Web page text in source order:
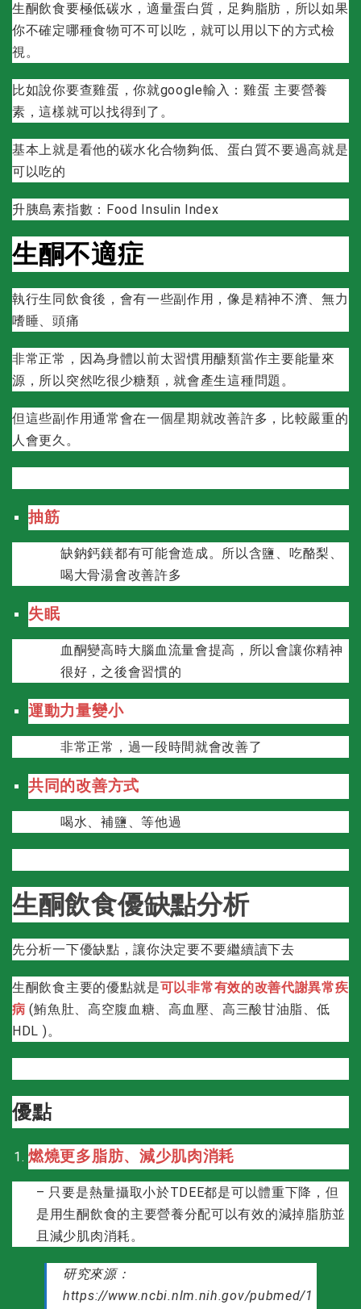
生酮飲食要極低碳水，適量蛋白質，足夠脂肪，所以如果
你不確定哪種食物可不可以吃，就可以用以下的方式檢
視。
比如說你要查雞蛋，你就google輸入：雞蛋 主要營養
素，這樣就可以找得到了。
基本上就是看他的碳水化合物夠低、蛋白質不要過高就是
可以吃的
升胰島素指數： Food Insulin Index
生酮不適症
執行生同飲食後，會有一些副作用，像是精神不濟、無力
嗜睡、頭痛
非常正常，因為身體以前太習慣用醣類當作主要能量來
源，所以突然吃很少糖類，就會產生這種問題。
但這些副作用通常會在一個星期就改善許多，比較嚴重的
人會更久。
抽筋
缺鈉鈣鎂都有可能會造成。所以含鹽、吃酪梨、
喝大骨湯會改善許多
失眠
血酮變高時大腦血流量會提高，所以會讓你精神
很好，之後會習慣的
運動力量變小
非常正常，過一段時間就會改善了
共同的改善方式
喝水、補鹽、等他過
生酮飲食優缺點分析
先分析一下優缺點，讓你決定要不要繼續讀下去
生酮飲食主要的優點就是可以非常有效的改善代謝異常疾
病 (鮪魚肚、高空腹血糖、高血壓、高三酸甘油脂、低
HDL )。
優點
燃燒更多脂肪、減少肌肉消耗
– 只要是熱量攝取小於TDEE都是可以體重下降，但
是用生酮飲食的主要營養分配可以有效的減掉脂肪並
且減少肌肉消耗。
研究來源：
https://www.ncbi.nlm.nih.gov/pubmed/1